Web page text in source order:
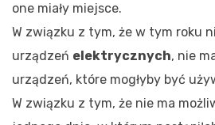
one miały miejsce.
W związku z tym, że w tym roku
urządzeń elektrycznych, nie
urządzeń, które mogłyby być
W związku z tym, że nie ma